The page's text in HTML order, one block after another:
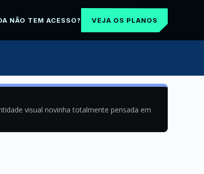
NÃO TEM ACESSO? VEJA OS PLANOS
visual novinha totalmente pensada em